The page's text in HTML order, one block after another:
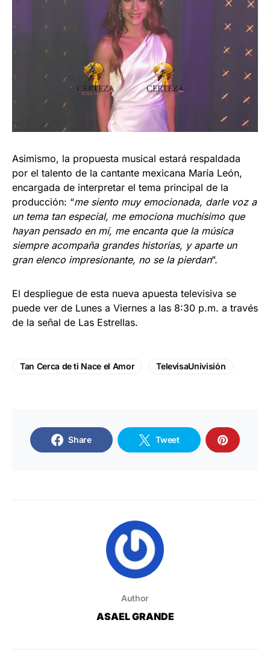
Asimismo, la propuesta musical estará respaldada
por el talento de la cantante mexicana María León,
encargada de interpretar el tema principal de la
producción: “me siento muy emocionada, darle voz a
un tema tan especial, me emociona muchísimo que
hayan pensado en mí, me encanta que la música
siempre acompaña grandes historias, y aparte un
gran elenco impresionante, no se la pierdan”.
El despliegue de esta nueva apuesta televisiva se
puede ver de Lunes a Viernes a las 8:30 p.m. a través
de la señal de Las Estrellas.
Tan Cerca de ti Nace el Amor TelevisaUnivisión
Share Tweet
Author
ASAEL GRANDE